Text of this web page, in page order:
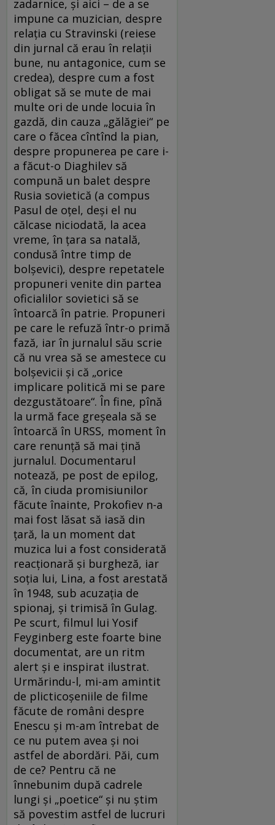
zadarnice, şi aici – de a se
impune ca muzician, despre
relaţia cu Stravinski (reiese
din jurnal că erau în relaţii
bune, nu antagonice, cum se
credea), despre cum a fost
obligat să se mute de mai
multe ori de unde locuia în
gazdă, din cauza „gălăgiei“ pe
care o făcea cîntînd la pian,
despre propunerea pe care i-
a făcut-o Diaghilev să
compună un balet despre
Rusia sovietică (a compus
Pasul de oţel, deşi el nu
călcase niciodată, la acea
vreme, în ţara sa natală,
condusă între timp de
bolşevici), despre repetatele
propuneri venite din partea
oficialilor sovietici să se
întoarcă în patrie. Propuneri
pe care le refuză într-o primă
fază, iar în jurnalul său scrie
că nu vrea să se amestece cu
bolşevicii şi că „orice
implicare politică mi se pare
dezgustătoare“. În fine, pînă
la urmă face greşeala să se
întoarcă în URSS, moment în
care renunţă să mai ţină
jurnalul. Documentarul
notează, pe post de epilog,
că, în ciuda promisiunilor
făcute înainte, Prokofiev n-a
mai fost lăsat să iasă din
ţară, la un moment dat
muzica lui a fost considerată
reacţionară şi burgheză, iar
soţia lui, Lina, a fost arestată
în 1948, sub acuzaţia de
spionaj, şi trimisă în Gulag.
Pe scurt, filmul lui Yosif
Feyginberg este foarte bine
documentat, are un ritm
alert şi e inspirat ilustrat.
Urmărindu-l, mi-am amintit
de plicticoşeniile de filme
făcute de români despre
Enescu şi m-am întrebat de
ce nu putem avea şi noi
astfel de abordări. Păi, cum
de ce? Pentru că ne
înnebunim după cadrele
lungi şi „poetice“ şi nu ştim
să povestim astfel de lucruri